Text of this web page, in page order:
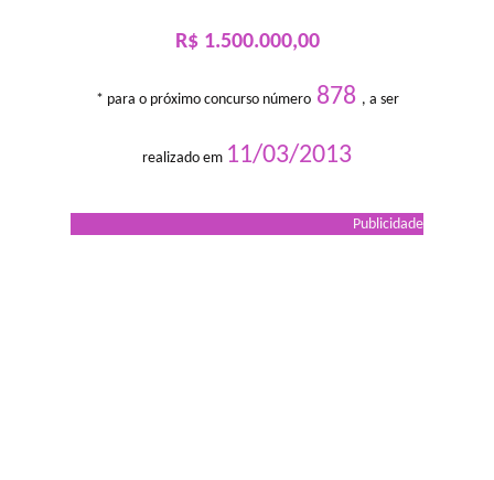
R$ 1.500.000,00
* para o próximo concurso número878 , a ser
realizado em 11/03/2013
Publicidade